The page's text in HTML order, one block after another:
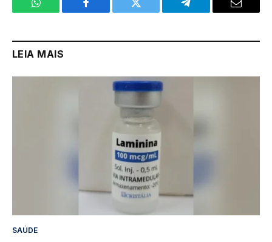
WhatsApp Facebook Twitter Telegram Email
LEIA MAIS
SAÚDE